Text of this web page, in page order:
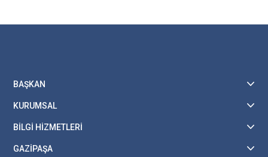
BAŞKAN
KURUMSAL
BİLGİ HİZMETLERİ
GAZİPAŞA